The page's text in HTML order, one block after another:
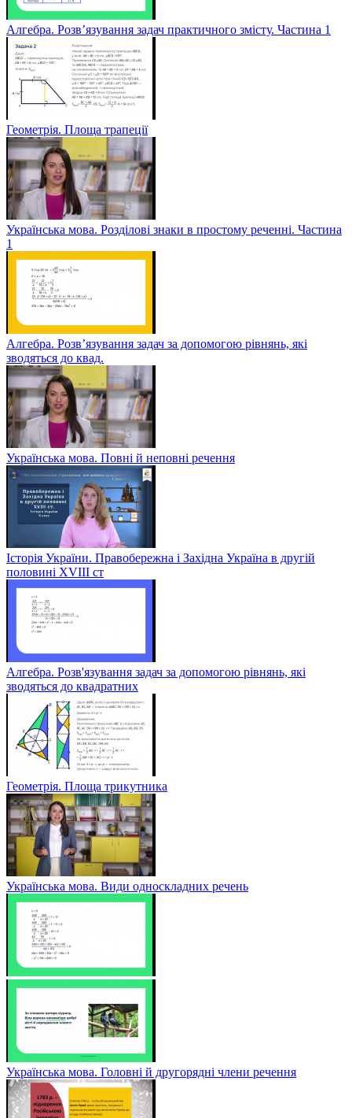
Алгебра. Розв’язування задач практичного змісту. Частина 1
Геометрія. Площа трапеції
Українська мова. Розділові знаки в простому реченні. Частина
1
Алгебра. Розв’язування задач за допомогою рівнянь, які
зводяться до квад.
Українська мова. Повні й неповні речення
Історія України. Правобережна і Західна Україна в другій
половині XVIII ст
Алгебра. Розв'язування задач за допомогою рівнянь, які
зводяться до квадратних
Геометрія. Площа трикутника
Українська мова. Види односкладних речень
Українська мова. Головні й другорядні члени речення